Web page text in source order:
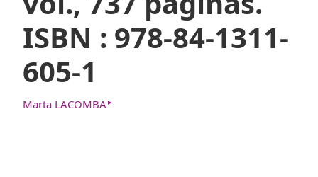
ISBN : 978-84-1311-
605-1
Marta LACOMBA▸